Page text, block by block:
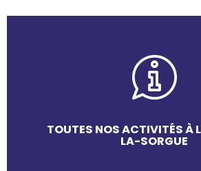
TOUTES NOS ACTIVITÉS À
LA-SORGUE